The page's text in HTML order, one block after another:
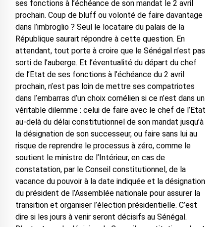
ses fonctions à l’échéance de son mandat le 2 avril
prochain. Coup de bluff ou volonté de faire davantage
dans l’imbroglio ? Seul le locataire du palais de la
République saurait répondre à cette question. En
attendant, tout porte à croire que le Sénégal n’est pas
sorti de l’auberge. Et l’éventualité du départ du chef
de l’Etat de ses fonctions à l’échéance du 2 avril
prochain, n’est pas loin de mettre ses compatriotes
dans l’embarras d’un choix cornélien si ce n’est dans un
véritable dilemme : celui de faire avec le chef de l’Etat
au-delà du délai constitutionnel de son mandat jusqu’à
la désignation de son successeur, ou faire sans lui au
risque de reprendre le processus à zéro, comme le
soutient le ministre de l’Intérieur, en cas de
constatation, par le Conseil constitutionnel, de la
vacance du pouvoir à la date indiquée et la désignation
du président de l’Assemblée nationale pour assurer la
transition et organiser l’élection présidentielle. C’est
dire si les jours à venir seront décisifs au Sénégal.